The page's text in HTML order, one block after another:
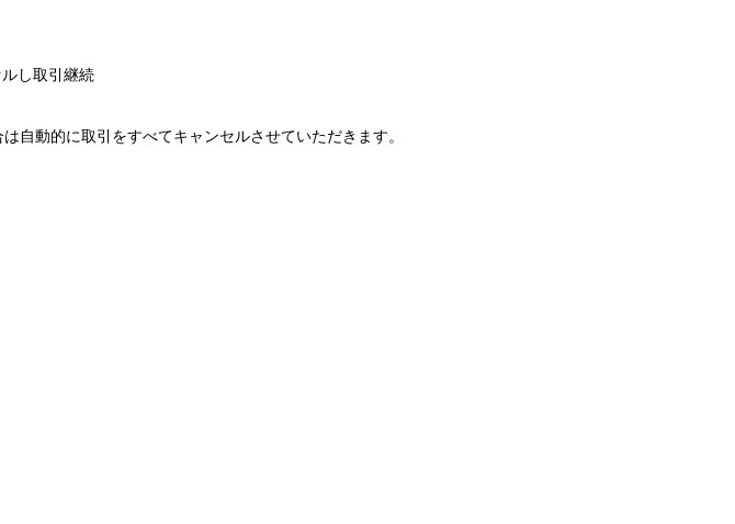
し取引継続
自動的に取引をすべてキャンセルさせていただきます。